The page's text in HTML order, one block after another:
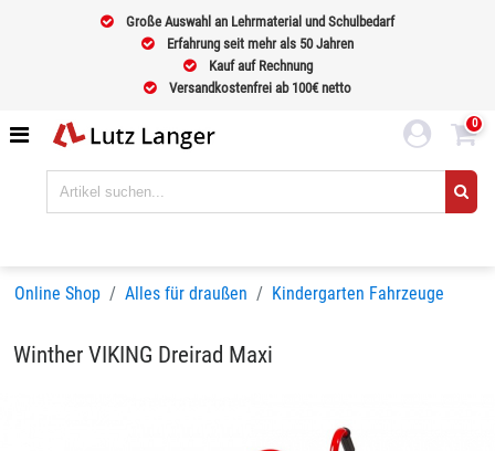
Große Auswahl an Lehrmaterial und Schulbedarf
Erfahrung seit mehr als 50 Jahren
Kauf auf Rechnung
Versandkostenfrei ab 100€ netto
0
Online Shop Alles für draußen Kindergarten Fahrzeuge
Winther VIKING Dreirad Maxi